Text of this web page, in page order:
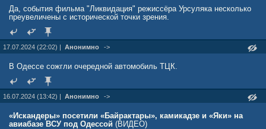
Да, события фильма "Ликвидация" режиссёра Урсуляка несколько
преувеличены с исторической точки зрения.
17.07.2024 (22:02) | Анонимно ->
В Одессе сожгли очередной автомобиль ТЦК.
16.07.2024 (13:42) | Анонимно ->
«Искандеры» посетили «Байрактары», камикадзе и «Яки» на
авиабазе ВСУ под Одессой (ВИДЕО)